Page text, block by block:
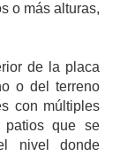
o más alturas,
de la placa
o del terreno
con múltiples
patios que se
nivel donde